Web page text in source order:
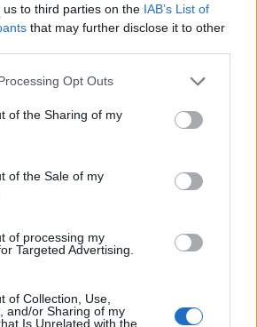
to third parties on the IAB’s List of
that may further disclose it to other
Opt Outs
of the Sharing of my
of the Sale of my
of processing my
Targeted Advertising.
of Collection, Use,
and/or Sharing of my
Is Unrelated with the